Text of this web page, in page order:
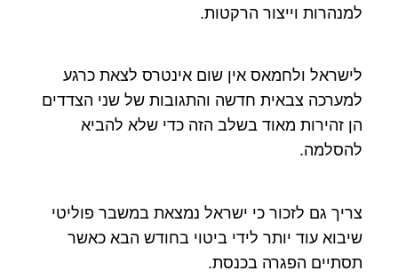
למנהרות וייצור הרקטות.
לישראל ולחמאס אין שום אינטרס לצאת כרגע
למערכה צבאית חדשה והתגובות של שני הצדדים
הן זהירות מאוד בשלב הזה כדי שלא להביא
להסלמה.
צריך גם לזכור כי ישראל נמצאת במשבר פוליטי
שיבוא עוד יותר לידי ביטוי בחודש הבא כאשר
תסתיים הפגרה בכנסת.